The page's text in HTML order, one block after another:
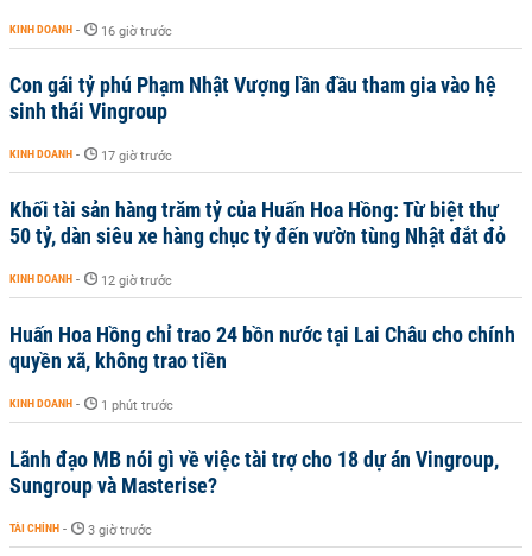
KINH DOANH - 16 giờ trước
Con gái tỷ phú Phạm Nhật Vượng lần đầu tham gia vào hệ
sinh thái Vingroup
KINH DOANH - 17 giờ trước
Khối tài sản hàng trăm tỷ của Huấn Hoa Hồng: Từ biệt thự
50 tỷ, dàn siêu xe hàng chục tỷ đến vườn tùng Nhật đắt đỏ
KINH DOANH - 12 giờ trước
Huấn Hoa Hồng chỉ trao 24 bồn nước tại Lai Châu cho chính
quyền xã, không trao tiền
KINH DOANH - 1 phút trước
Lãnh đạo MB nói gì về việc tài trợ cho 18 dự án Vingroup,
Sungroup và Masterise?
TÀI CHÍNH - 3 giờ trước